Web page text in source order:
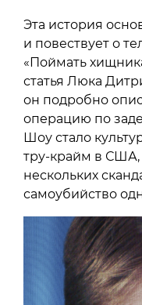
Эта история
и повествует о
«Поймать
статья Люка
он подробно
операцию по
Шоу стало
тру-крайм в США,
нескольких
самоубийство